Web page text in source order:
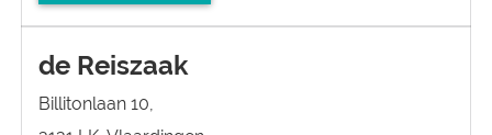
de Reiszaak
Billitonlaan 10,